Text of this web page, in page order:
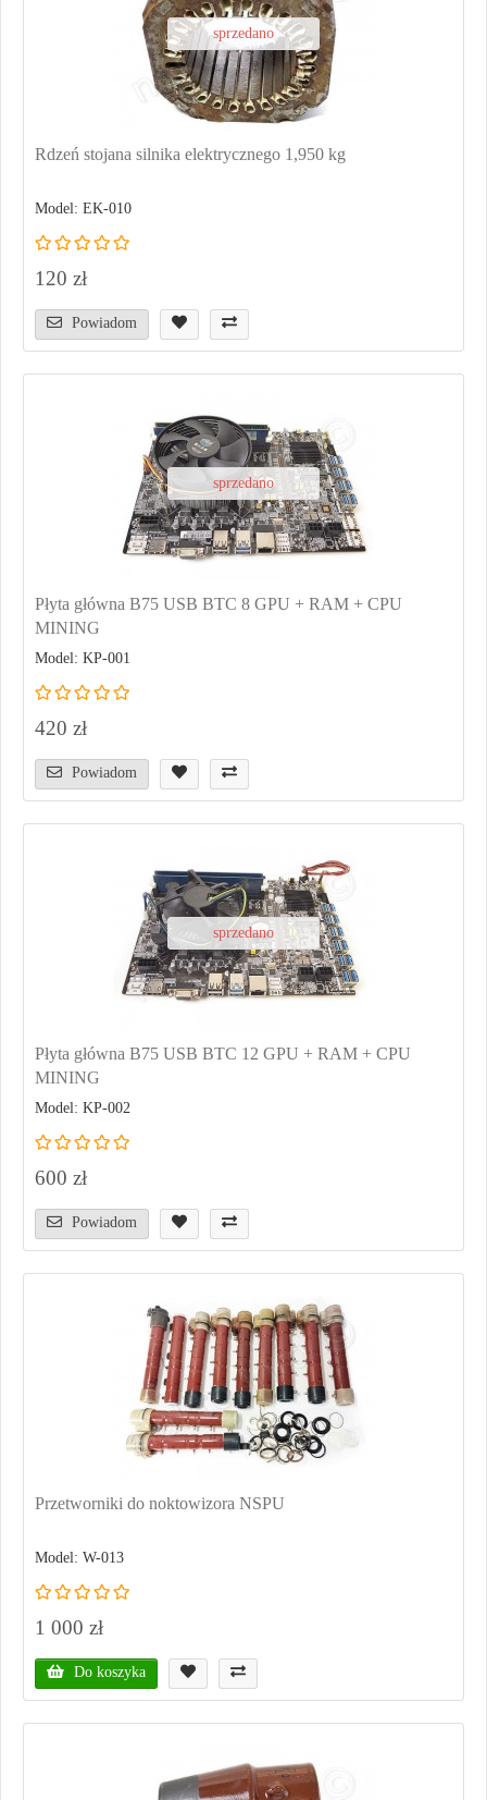
sprzedano
Rdzeń stojana silnika elektrycznego 1,950 kg
Model: EK-010
120 zł
Powiadom
sprzedano
Płyta główna B75 USB BTC 8 GPU + RAM + CPU
MINING
Model: KP-001
420 zł
Powiadom
sprzedano
Płyta główna B75 USB BTC 12 GPU + RAM + CPU
MINING
Model: KP-002
600 zł
Powiadom
Przetworniki do noktowizora NSPU
Model: W-013
1 000 zł
Do koszyka